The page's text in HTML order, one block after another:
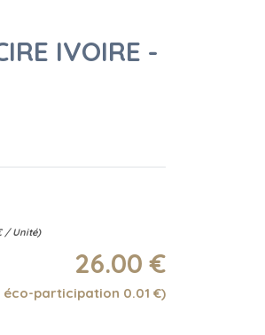
IVOIRE -
/ Unité)
26.00 €
participation 0.01 €)